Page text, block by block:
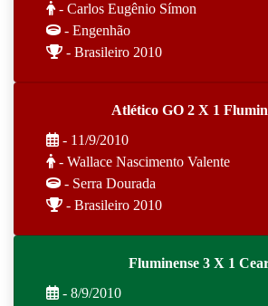
- Carlos Eugênio Símon
- Engenhão
- Brasileiro 2010
Atlético GO 2 X 1
- 11/9/2010
- Wallace Nascimento Valente
- Serra Dourada
- Brasileiro 2010
Fluminense 3 X 1
- 8/9/2010